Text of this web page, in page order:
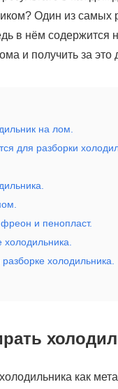
Один из
в нём
и получить за
на лом.
для разборки
фреон и пенопласт.
холодильника.
как